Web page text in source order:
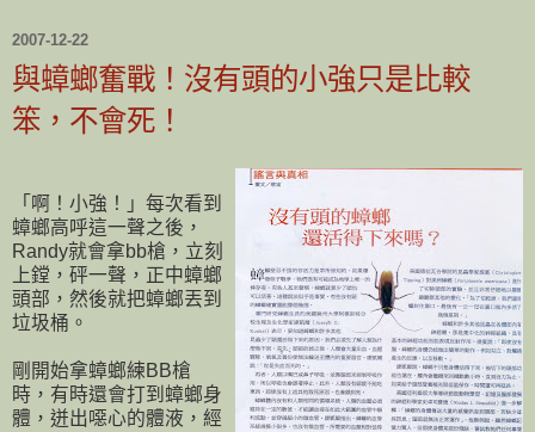
2007-12-22
與蟑螂奮戰！沒有頭的小強只是比較
笨，不會死！
「啊！小強！」每次看到
蟑螂高呼這一聲之後，
Randy就會拿bb槍，立刻
上鏜，砰一聲，正中蟑螂
頭部，然後就把蟑螂丟到
垃圾桶。
剛開始拿蟑螂練BB槍
時，有時還會打到蟑螂身
體，迸出噁心的體液，經